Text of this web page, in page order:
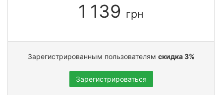
1 139 грн
Зарегистрированным пользователям скидка 3%
Зарегистрироваться